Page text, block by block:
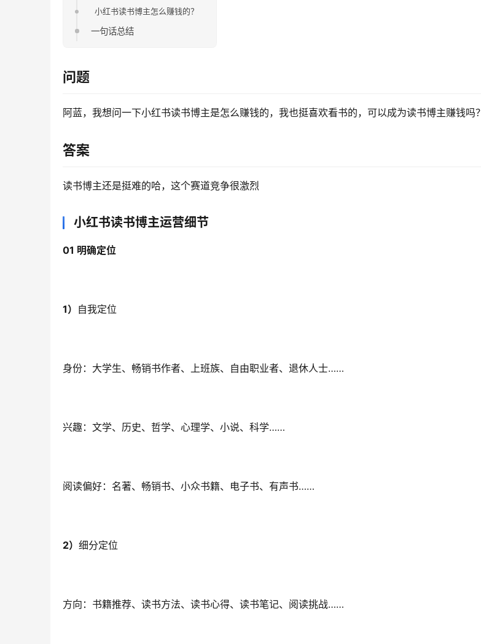
小红书读书博主怎么赚钱的？
一句话总结
问题
阿蓝，我想问一下小红书读书博主是怎么赚钱的，我也挺喜欢看书的，可以成为读书博主赚钱吗？
答案
读书博主还是挺难的哈，这个赛道竞争很激烈
小红书读书博主运营细节
01 明确定位
1） 自我定位
身份：大学生、畅销书作者、上班族、自由职业者、退休人士……
兴趣：文学、历史、哲学、心理学、小说、科学……
阅读偏好：名著、畅销书、小众书籍、电子书、有声书……
2） 细分定位
方向：书籍推荐、读书方法、读书心得、读书笔记、阅读挑战……